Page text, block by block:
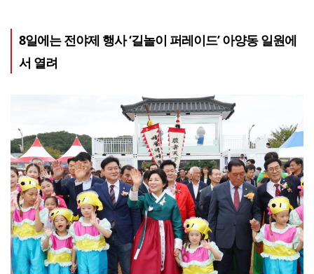
8일에는 전야제 행사 ‘길놀이 퍼레이드’ 아양동 일원에
서 열려